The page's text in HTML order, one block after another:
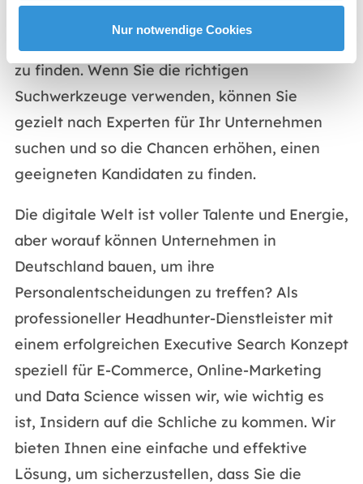
Nur notwendige Cookies
können, die besten Kandidaten für Ihre Stelle
zu finden. Wenn Sie die richtigen
Suchwerkzeuge verwenden, können Sie
gezielt nach Experten für Ihr Unternehmen
suchen und so die Chancen erhöhen, einen
geeigneten Kandidaten zu finden.
Die digitale Welt ist voller Talente und Energie,
aber worauf können Unternehmen in
Deutschland bauen, um ihre
Personalentscheidungen zu treffen? Als
professioneller Headhunter-Dienstleister mit
einem erfolgreichen Executive Search Konzept
speziell für E-Commerce, Online-Marketing
und Data Science wissen wir, wie wichtig es
ist, Insidern auf die Schliche zu kommen. Wir
bieten Ihnen eine einfache und effektive
Lösung, um sicherzustellen, dass Sie die